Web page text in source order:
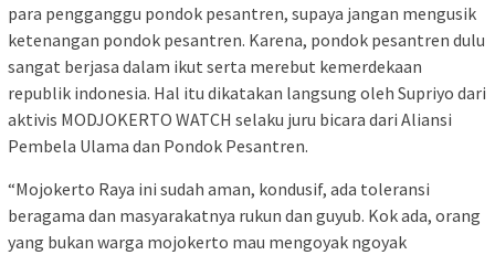
para pengganggu pondok pesantren, supaya jangan mengusik
ketenangan pondok pesantren. Karena, pondok pesantren dulu
sangat berjasa dalam ikut serta merebut kemerdekaan
republik indonesia. Hal itu dikatakan langsung oleh Supriyo dari
aktivis MODJOKERTO WATCH selaku juru bicara dari Aliansi
Pembela Ulama dan Pondok Pesantren.
“Mojokerto Raya ini sudah aman, kondusif, ada toleransi
beragama dan masyarakatnya rukun dan guyub. Kok ada, orang
yang bukan warga mojokerto mau mengoyak ngoyak